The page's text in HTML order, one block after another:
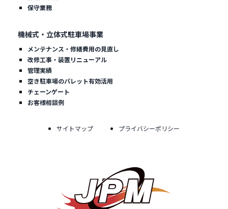
保守業務
機械式・立体式駐車場事業
メンテナンス・修繕費用の見直し
改修工事・装置リニューアル
管理実績
空き駐車場のパレット有効活用
チェーンゲート
お客様相談例
サイトマップ プライバシーポリシー